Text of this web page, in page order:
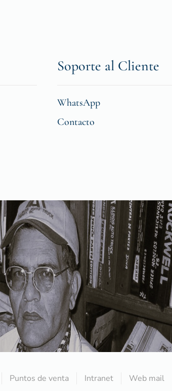
Soporte al Cliente
WhatsApp
Contacto
Puntos de venta Intranet Web mail